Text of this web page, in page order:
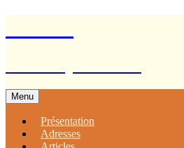
Menu
Présentation
Adresses